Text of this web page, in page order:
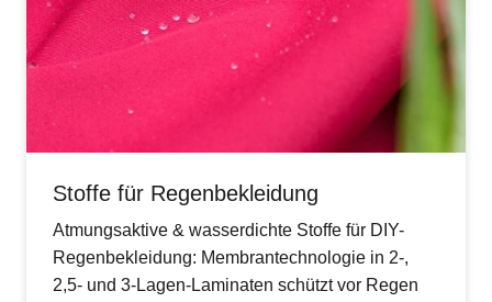
Stoffe für Regenbekleidung
Atmungsaktive & wasserdichte Stoffe für DIY-
Regenbekleidung: Membrantechnologie in 2-,
2,5- und 3-Lagen-Laminaten schützt vor Regen